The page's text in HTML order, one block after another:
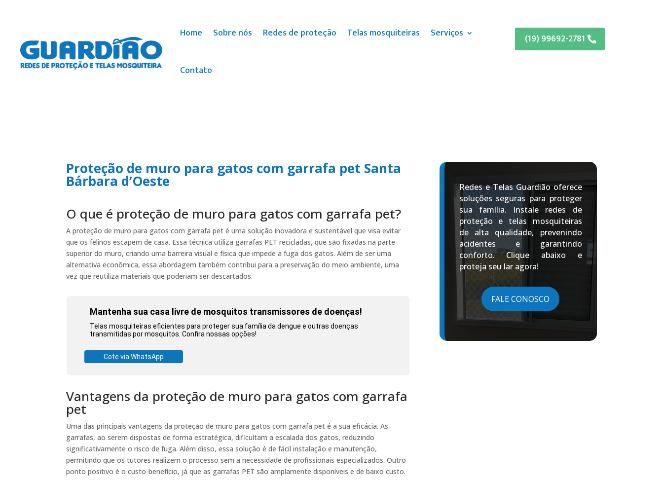
Home Sobre nós Redes de proteção Telas mosquiteiras Serviços
Contato
(19) 99692-2781
Proteção de muro para gatos com garrafa pet Santa
Bárbara d’Oeste
O que é proteção de muro para gatos com garrafa pet?
A proteção de muro para gatos com garrafa pet é uma solução inovadora e sustentável que visa evitar
que os felinos escapem de casa. Essa técnica utiliza garrafas PET recicladas, que são fixadas na parte
superior do muro, criando uma barreira visual e física que impede a fuga dos gatos. Além de ser uma
alternativa econômica, essa abordagem também contribui para a preservação do meio ambiente, uma
vez que reutiliza materiais que poderiam ser descartados.
Mantenha sua casa livre de mosquitos transmissores de doenças!
Telas mosquiteiras eficientes para proteger sua família da dengue e outras doenças
transmitidas por mosquitos. Confira nossas opções!
Cote via WhatsApp
Vantagens da proteção de muro para gatos com garrafa
pet
Uma das principais vantagens da proteção de muro para gatos com garrafa pet é a sua eficácia. As
garrafas, ao serem dispostas de forma estratégica, dificultam a escalada dos gatos, reduzindo
significativamente o risco de fuga. Além disso, essa solução é de fácil instalação e manutenção,
permitindo que os tutores realizem o processo sem a necessidade de profissionais especializados. Outro
ponto positivo é o custo-benefício, já que as garrafas PET são amplamente disponíveis e de baixo custo.
Redes e Telas Guardião oferece
soluções seguras para proteger
sua família. Instale redes de
proteção e telas mosquiteiras
de alta qualidade, prevenindo
acidentes e garantindo
conforto. Clique abaixo e
proteja seu lar agora!
FALE CONOSCO